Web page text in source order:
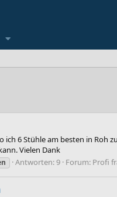
6 Stühle am besten in Roh
Vielen Dank
Antworten: 9 Forum: Profi